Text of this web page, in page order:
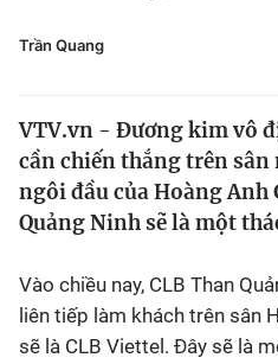
Phong cách
Sự kiện
Thể thao Điện tử
Bên lề
Trần Quang
VTV.vn - Đương kim vô
cần chiến thắng trên sân
ngôi đầu của Hoàng
Quảng Ninh sẽ là một
Vào chiều nay, CLB Than
liên tiếp làm khách trên sân
sẽ là CLB Viettel. Đây sẽ là